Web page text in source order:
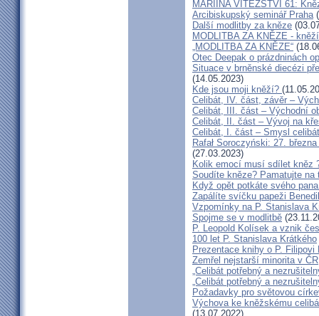
MARIINA VÍTĚZSTVÍ 61:
Arcibiskupský seminář Praha
Další modlitby za kněze
MODLITBA ZA KNĚZE -
„MODLITBA ZA KNĚZE“
Otec Deepak o prázdninách
Situace v brněnské diecézi
(14.05.2023)
Kde jsou moji kněží?
Celibát, IV. část, závěr –
Celibát, III. část – Východní
Celibát, II. část – Vývoj na
Celibát, I. část – Smysl
Rafał Soroczyński: 27.
(27.03.2023)
Kolik emocí musí sdílet kněz
Soudíte kněze? Pamatujte
Když opět potkáte svého
Zapálíte svíčku papeži
Vzpomínky na P. Stanislava
Spojme se v modlitbě
P. Leopold Kolísek a vznik
100 let P. Stanislava Krátkého
Prezentace knihy o P. Filipovi
Zemřel nejstarší minorita v ČR
„Celibát potřebný a
„Celibát potřebný a
Požadavky pro světovou
Výchova ke kněžskému
(13.07.2022)